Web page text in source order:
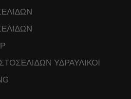
ΥΔΡΑΥΛΙΚΟΙ